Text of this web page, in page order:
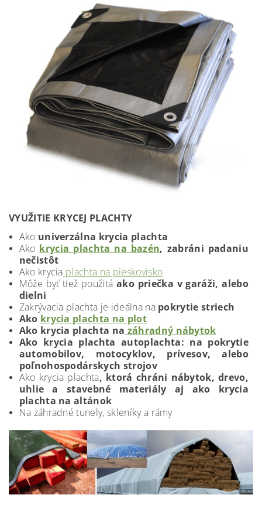
VYUŽITIE KRYCEJ PLACHTY
Ako univerzálna krycia plachta
Ako krycia plachta na bazén, zabráni padaniu
nečistôt
Ako krycia plachta na pieskovisko
Môže byť tiež použitá ako priečka v garáži, alebo
dielni
Zakrývacia plachta je ideálna na pokrytie striech
Ako krycia plachta na plot
Ako krycia plachta na záhradný nábytok
Ako krycia plachta autoplachta: na pokrytie
automobilov, motocyklov, prívesov, alebo
poľnohospodárskych strojov
Ako krycia plachta, ktorá chráni nábytok, drevo,
uhlie a stavebné materiály aj ako krycia
plachta na altánok
Na záhradné tunely, skleníky a rámy